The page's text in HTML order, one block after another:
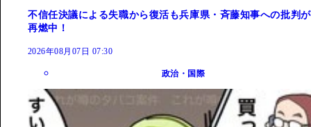
不信任決議による失職から復活も兵庫県・斉藤知事への批判が
再燃中！
2026年08月07日 07:30
政治・国際